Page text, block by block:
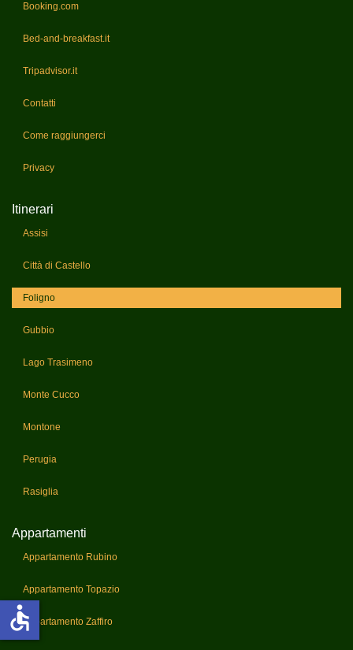
Booking.com
Bed-and-breakfast.it
Tripadvisor.it
Contatti
Come raggiungerci
Privacy
Itinerari
Assisi
Città di Castello
Foligno
Gubbio
Lago Trasimeno
Monte Cucco
Montone
Perugia
Rasiglia
Appartamenti
Appartamento Rubino
Appartamento Topazio
Appartamento Zaffiro
accessible